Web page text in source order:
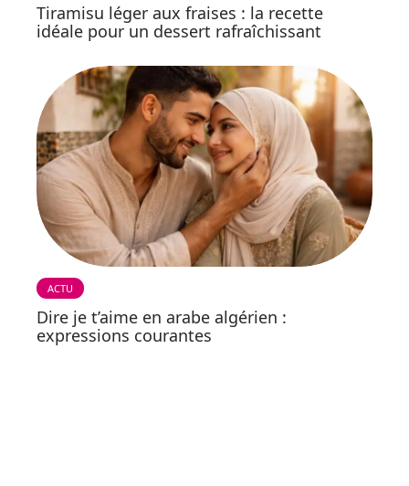
Tiramisu léger aux fraises : la recette
idéale pour un dessert rafraîchissant
ACTU
Dire je t’aime en arabe algérien :
expressions courantes